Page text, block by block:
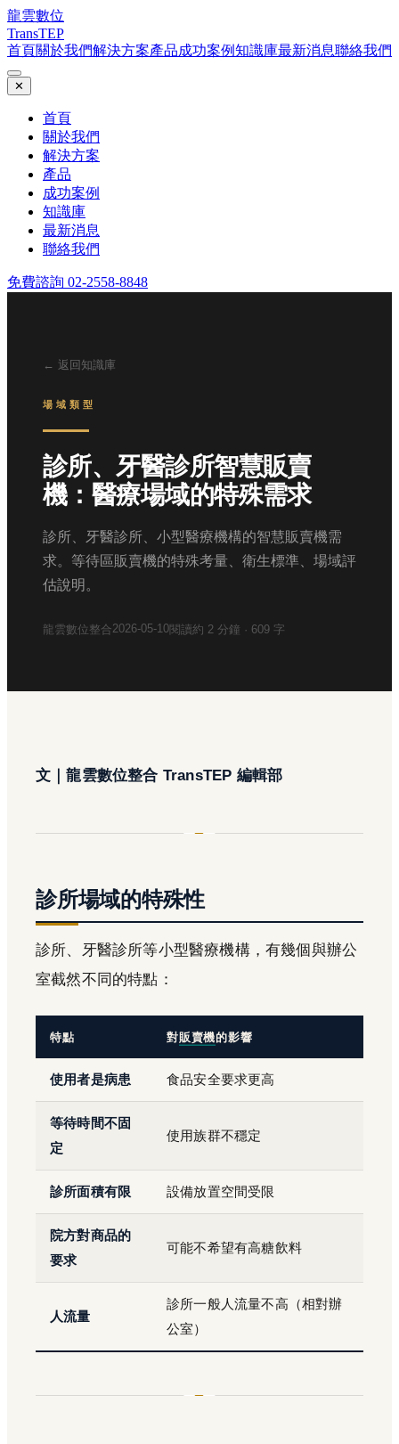
龍雲數位
TransTEP
首頁關於我們解決方案產品成功案例知識庫最新消息聯絡我們
✕
首頁
關於我們
解決方案
產品
成功案例
知識庫
最新消息
聯絡我們
免費諮詢 02-2558-8848
← 返回知識庫
場域類型
診所、牙醫診所智慧販賣
機：醫療場域的特殊需求
診所、牙醫診所、小型醫療機構的智慧販賣機需
求。等待區販賣機的特殊考量、衛生標準、場域評
估說明。
龍雲數位整合2026-05-10閱讀約 2 分鐘 · 609 字
文｜龍雲數位整合 TransTEP 編輯部
診所場域的特殊性
診所、牙醫診所等小型醫療機構，有幾個與辦公
室截然不同的特點：
特點 對販賣機的影響
使用者是病患 食品安全要求更高
等待時間不固
定
使用族群不穩定
診所面積有限 設備放置空間受限
院方對商品的
要求
可能不希望有高糖飲料
人流量
診所一般人流量不高（相對辦
公室）